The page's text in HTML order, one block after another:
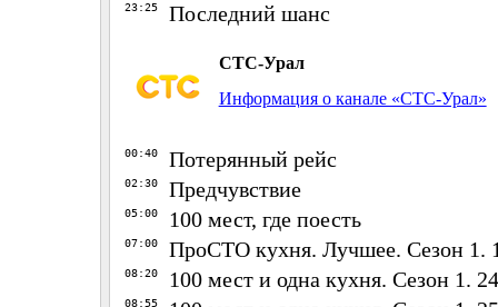
23:25 Последний шанс
СТС-Урал
Информация о канале «СТС-Урал»
00:40 Потерянный рейс
02:30 Предчувствие
05:00 100 мест, где поесть
07:00 ПроСТО кухня. Лучшее. Сезон 1.
08:20 100 мест и одна кухня. Сезон 1.
08:55